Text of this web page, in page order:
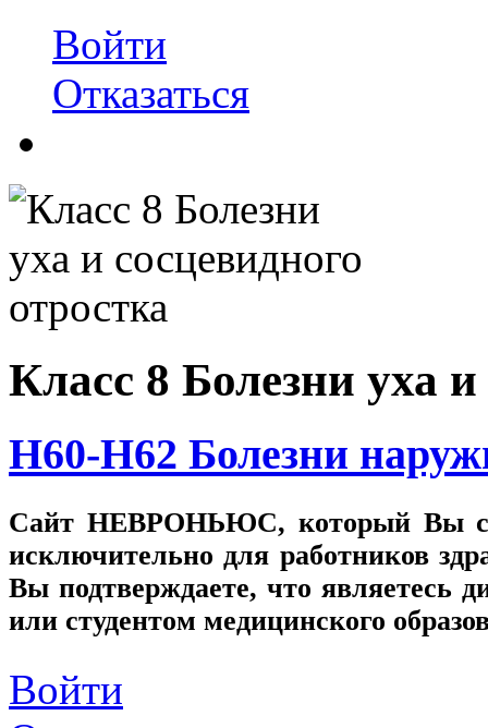
Войти
Отказаться
Класс 8 Болезни уха
H60-H62 Болезни
Сайт НЕВРОНЬЮС, который Вы
исключительно для работников
Вы подтверждаете, что являетесь
или студентом медицинского
Войти